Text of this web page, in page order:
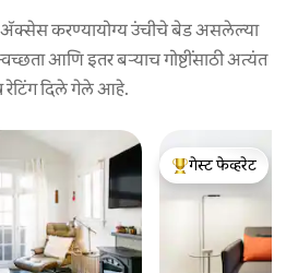
करण्यायोग्य उंचीचे बेड असलेल्या
आणि इतर बऱ्याच गोष्टींसाठी अत्यंत
रेटिंग दिले गेले आहे.
टॉप गेस्ट फेव्हरेट
गेस्ट फेव्हरेट